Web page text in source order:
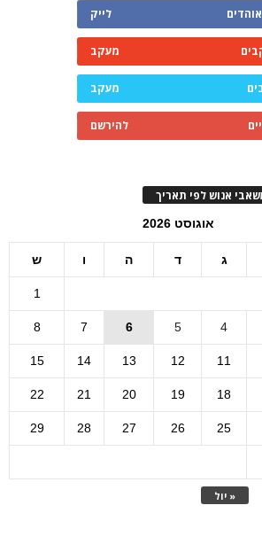
אוהדים לייק
מעקב
מעקב
להירשם
אנוש לפי תאריך
אוגוסט 2026
ג ד ה ו ש
« יול
1
4
5
6
7
8
11
12
13
14
15
18
19
20
21
22
25
26
27
28
29